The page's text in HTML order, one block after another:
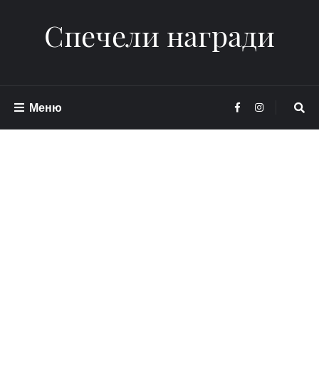
Спечели награди
Меню